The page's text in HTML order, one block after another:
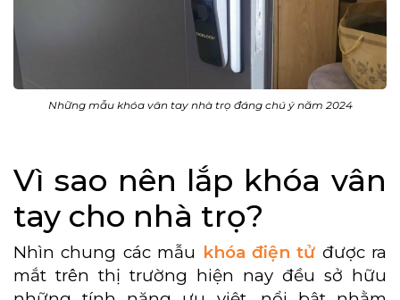
Những mẫu khóa vân tay nhà trọ đáng chú ý năm 2024
Vì sao nên lắp khóa vân
tay cho nhà trọ?
Nhìn chung các mẫu khóa điện tử được ra
mắt trên thị trường hiện nay đều sở hữu